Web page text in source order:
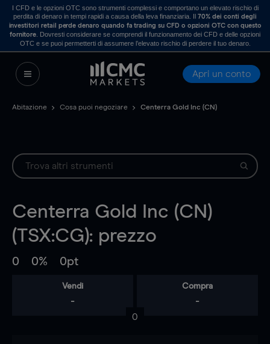
I CFD e le opzioni OTC sono strumenti complessi e comportano un elevato rischio di
perdita di denaro in tempi rapidi a causa della leva finanziaria. Il70% dei conti degli
investitori retail perde denaro quando fa trading su CFD o opzioni OTC con questo
fornitore . Dovresti considerare se comprendi il funzionamento dei CFD e delle opzioni
OTC e se puoi permetterti di assumere l’elevato rischio di perdere il tuo denaro.
Apri un conto
Abitazione Cosa puoi negoziare Centerra Gold Inc (CN)
Centerra Gold Inc (CN)
(TSX:CG): prezzo
0 0% 0pt
Vendi
-
Compra
-
0